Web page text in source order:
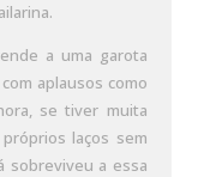
a uma garota
aplausos como
se tiver muita
laços sem
sobreviveu a essa